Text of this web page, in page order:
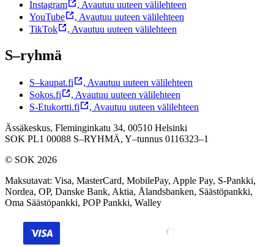
Instagram
, Avautuu uuteen välilehteen
YouTube
, Avautuu uuteen välilehteen
TikTok
, Avautuu uuteen välilehteen
S–ryhmä
S–kaupat.fi , Avautuu uuteen välilehteen
Sokos.fi
, Avautuu uuteen välilehteen
S-Etukortti.fi
, Avautuu uuteen välilehteen
Ässäkeskus, Fleminginkatu 34, 00510 Helsinki
SOK PL1 00088 S–RYHMÄ, Y–tunnus 0116323–1
© SOK 2026
Maksutavat: Visa, MasterCard, MobilePay, Apple Pay, S-Pankki,
Nordea, OP, Danske Bank, Aktia, Ålandsbanken, Säästöpankki,
Oma Säästöpankki, POP Pankki, Walley